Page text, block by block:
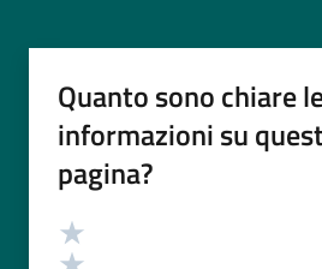
Quanto sono chiare
informazioni su
pagina?
Valutazione